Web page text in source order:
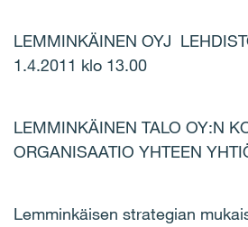
LEMMINKÄINEN OYJ
1.4.2011 klo 13.00
LEMMINKÄINEN TALO OY:N
ORGANISAATIO YHTEEN
Lemminkäisen strategian